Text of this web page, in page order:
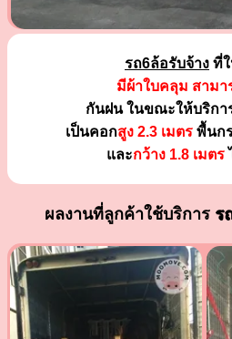
รถ6ล้อรับจ้าง ที่
มีผ้าใบคลุม สาม
กันฝน ในขณะให้บริกา
เป็นคอกสูง 2.3 เมตรพื้นก
และกว้าง 1.8 เมตร
ผลงานที่ลูกค้าใช้บริการ ร